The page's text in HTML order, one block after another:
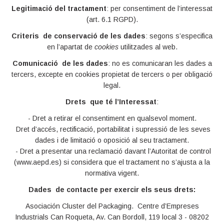
Legitimació del tractament: per consentiment de l’interessat
(art. 6.1 RGPD).
Criteris de conservació de les dades: segons s’especifica
en l’apartat de cookies utilitzades al web.
Comunicació de les dades: no es comunicaran les dades a
tercers, excepte en cookies propietat de tercers o per obligació
legal.
Drets que té l’Interessat:
- Dret a retirar el consentiment en qualsevol moment.
Dret d’accés, rectificació, portabilitat i supressió de les seves
dades i de limitació o oposició al seu tractament.
- Dret a presentar una reclamació davant l’Autoritat de control
(www.aepd.es) si considera que el tractament no s’ajusta a la
normativa vigent.
Dades de contacte per exercir els seus drets:
Asociación Cluster del Packaging. Centre d’Empreses
Industrials Can Roqueta, Av. Can Bordoll, 119 local 3 - 08202